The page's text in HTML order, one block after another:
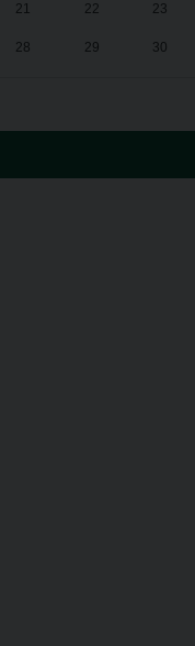
21 22 23
28 29 30